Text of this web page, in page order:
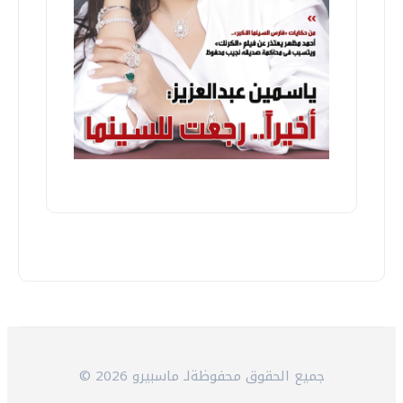
© 2026 جميع الحقوق محفوظةلـ ماسبيرو